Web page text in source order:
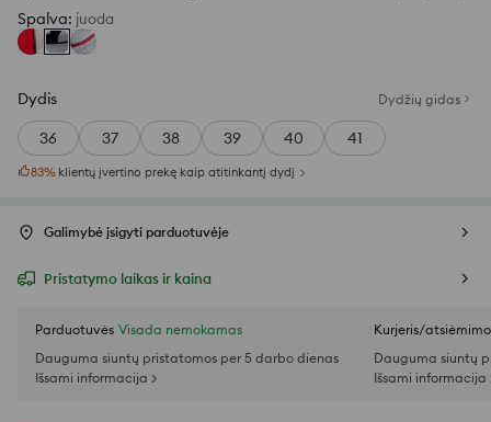
Spalva: juoda
Dydis Dydžių gidas
36 37 38 39 40 41
83% klientų įvertino prekę kaip atitinkantį dydį
Galimybė įsigyti parduotuvėje
Pristatymo laikas ir kaina
Parduotuvės Visada nemokamas
Dauguma siuntų pristatomos per 5 darbo dienas
Išsami informacija >
Kurjeris/
Dauguma siuntų
Išsami informacija